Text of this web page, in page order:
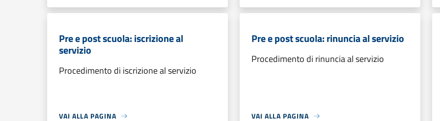
Pre e post scuola: iscrizione al
servizio
Procedimento di iscrizione al servizio
VAI ALLA PAGINA
Pre e post scuola: rinuncia al servizio
Procedimento di rinuncia al servizio
VAI ALLA PAGINA